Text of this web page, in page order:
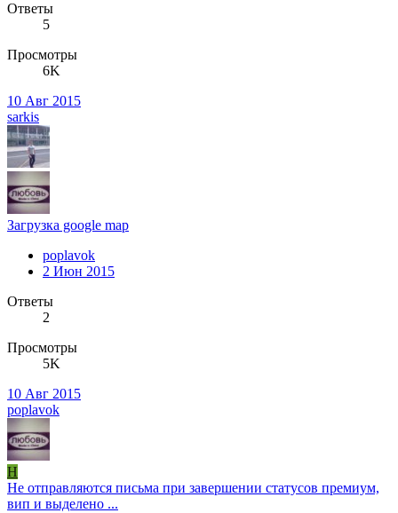
Ответы
5
Просмотры
6K
10 Авг 2015
sarkis
Загрузка google map
poplavok
2 Июн 2015
Ответы
2
Просмотры
5K
10 Авг 2015
poplavok
H
Не отправляются письма при завершении статусов премиум,
вип и выделено ...